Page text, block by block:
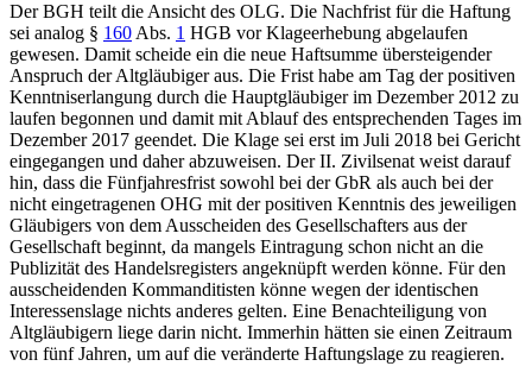
DerBGH teilt die Ansicht des OLG. Die Nachfrist für die Haftung
sei analog § 160Abs. 1 HGB vor Klageerhebung abgelaufen
gewesen. Damit scheide ein die neue Haftsumme übersteigender
Anspruch der Altgläubiger aus. Die Frist habe am Tag der positiven
Kenntniserlangung durch die Hauptgläubiger im Dezember 2012 zu
laufen begonnen und damit mit Ablauf des entsprechenden Tages im
Dezember 2017 geendet. Die Klage sei erst im Juli 2018 bei Gericht
eingegangen und daher abzuweisen. Der II. Zivilsenat weist darauf
hin, dass die Fünfjahresfrist sowohl bei der GbR als auch bei der
nicht eingetragenen OHG mit der positiven Kenntnis des jeweiligen
Gläubigers von dem Ausscheiden des Gesellschafters aus der
Gesellschaft beginnt, da mangels Eintragung schon nicht an die
Publizität des Handelsregisters angeknüpft werden könne. Für den
ausscheidenden Kommanditisten könne wegen der identischen
Interessenslage nichts anderes gelten. Eine Benachteiligung von
Altgläubigern liege darin nicht. Immerhin hätten sie einen Zeitraum
von fünf Jahren, um auf die veränderte Haftungslage zu reagieren.